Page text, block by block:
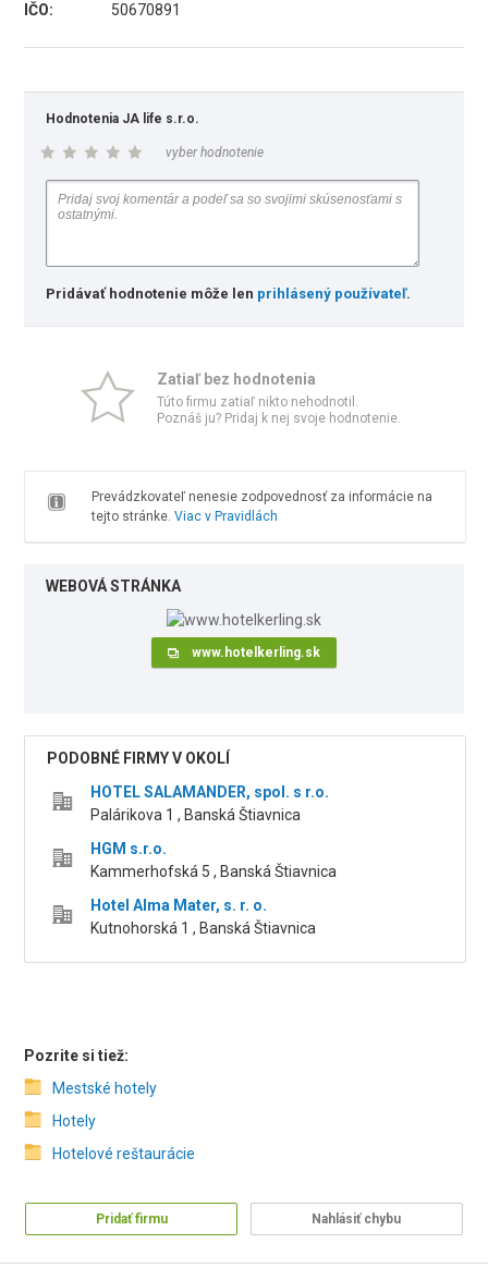
IČO:
50670891
Hodnotenia JA life s.r.o.
vyber hodnotenie
Pridávať hodnotenie môže len prihlásený používateľ.
Zatiaľ bez hodnotenia
Túto firmu zatiaľ nikto nehodnotil.
Poznáš ju? Pridaj k nej svoje hodnotenie.
Prevádzkovateľ nenesie zodpovednosť za informácie na
tejto stránke. Viac v Pravidlách
WEBOVÁ STRÁNKA
www.hotelkerling.sk
PODOBNÉ FIRMY V OKOLÍ
HOTEL SALAMANDER, spol. s r.o.
Palárikova 1 , Banská Štiavnica
HGM s.r.o.
Kammerhofská 5 , Banská Štiavnica
Hotel Alma Mater, s. r. o.
Kutnohorská 1 , Banská Štiavnica
Pozrite si tiež:
Mestské hotely
Hotely
Hotelové reštaurácie
Pridať firmu Nahlásiť chybu